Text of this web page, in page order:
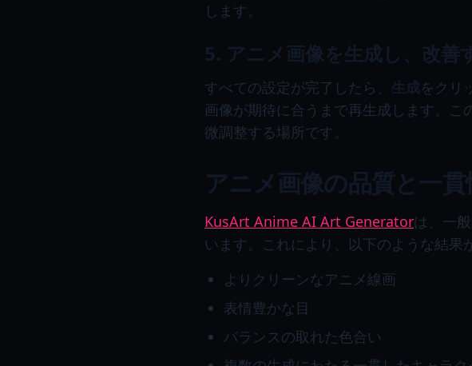
します。
5. アニメ画像を生成し、改善
すべての設定が完了したら、 生成をクリ
画像が期待に合うまで再生成します。
微調整する場所です。
アニメ画像の品質と一貫
KusArt Anime AI Art Generatorは、一
います。これにより、以下のような結果
よりクリーンなアニメ線画
表情豊かな目
バランスの取れた色合い